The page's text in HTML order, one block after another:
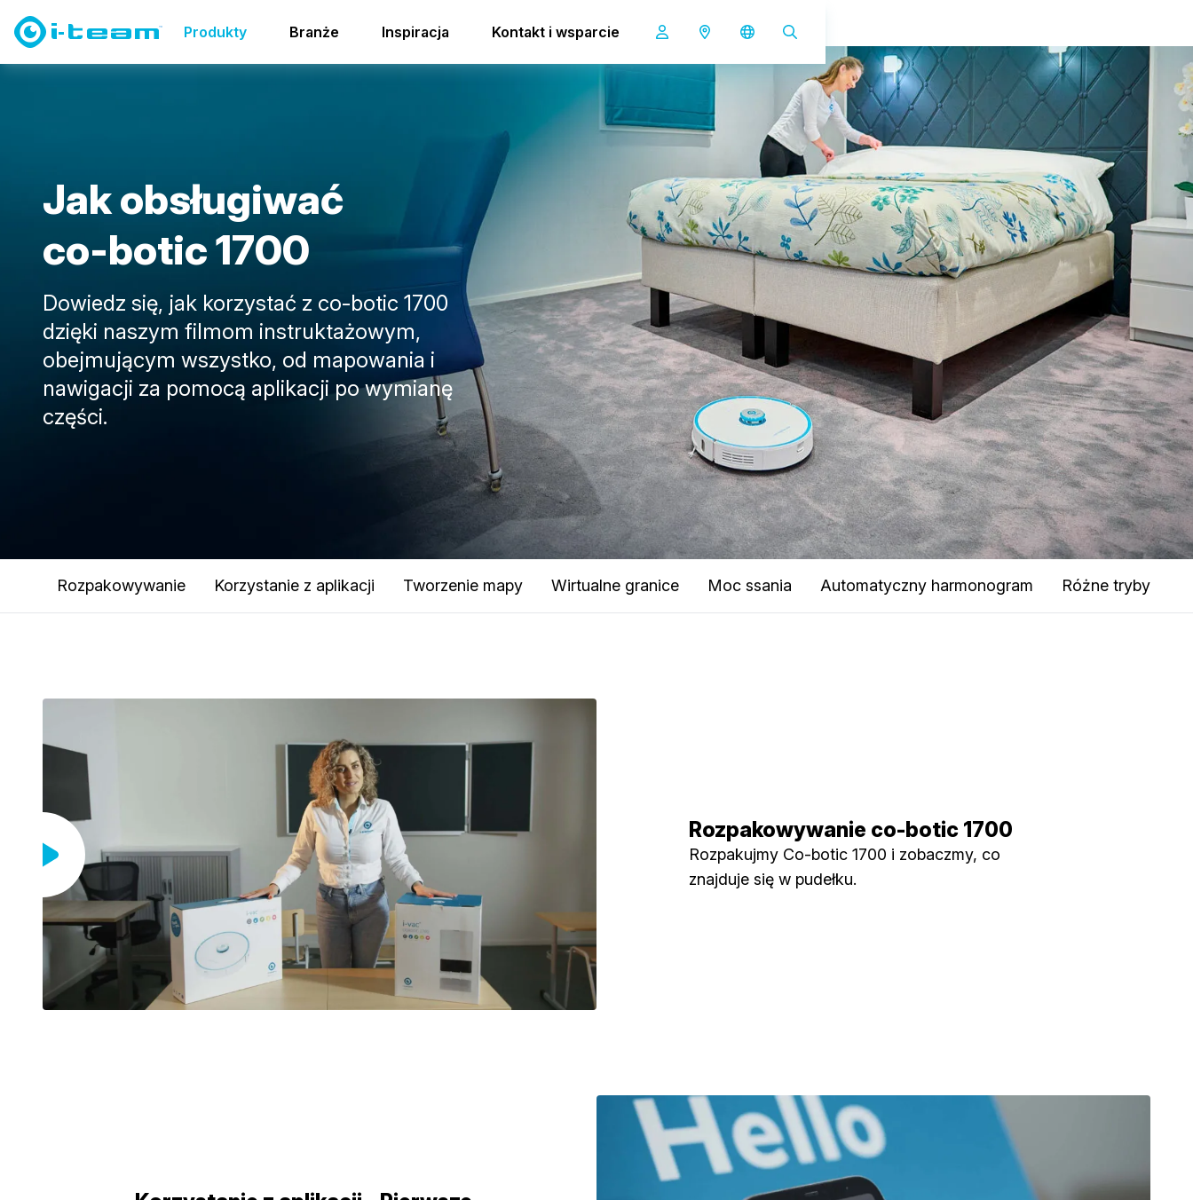
Produkty Branże Inspiracja Kontakt i wsparcie
Co-botics Filmy instruktażowe co-botic 1700
Jakobsługiwać
co-botic1700
Dowiedz się, jak korzystać z co-botic 1700
dzięki naszym filmom instruktażowym,
obejmującym wszystko, od mapowania i
nawigacji za pomocą aplikacji po wymianę
części.
Rozpakowywanie Korzystanie z aplikacji Tworzenie mapy Wirtualne granice Moc ssania Automatyczny harmonogram Różne tryby
Rozpakowywanie co-botic 1700
Rozpakujmy Co-botic 1700 i zobaczmy, co
znajduje się w pudełku.